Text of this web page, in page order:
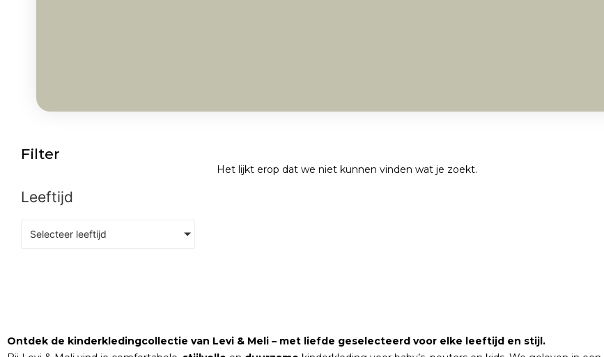
Filter
Leeftijd
Selecteer leeftijd
Het lijkt erop dat we niet kunnen vinden wat je zoekt.
Ontdek de kinderkledingcollectie van Levi & Meli – met liefde geselecteerd voor elke leeftijd en stijl.